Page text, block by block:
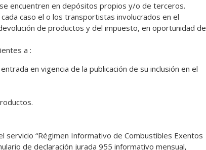
encuentren en depósitos propios y/o de terceros.
caso el o los transportistas involucrados en el
de productos y del impuesto, en oportunidad de
a :
en vigencia de la publicación de su inclusión en el
“Régimen Informativo de Combustibles Exentos
de declaración jurada 955 informativo mensual,